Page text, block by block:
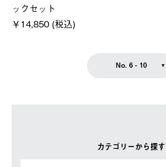
カテゴリーから探す
ックセット
￥14,850 (税込)
No. 6 - 10